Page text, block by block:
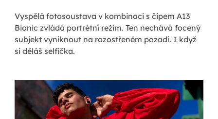
Vyspělá fotosoustava v kombinaci s čipem A13
Bionic zvládá portrétní režim. Ten nechává focený
subjekt vyniknout na rozostřeném pozadí. I když
si děláš selfíčka.